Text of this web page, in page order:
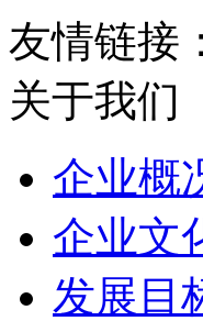
友情链接：
关于我们
企业概
企业文
发展目